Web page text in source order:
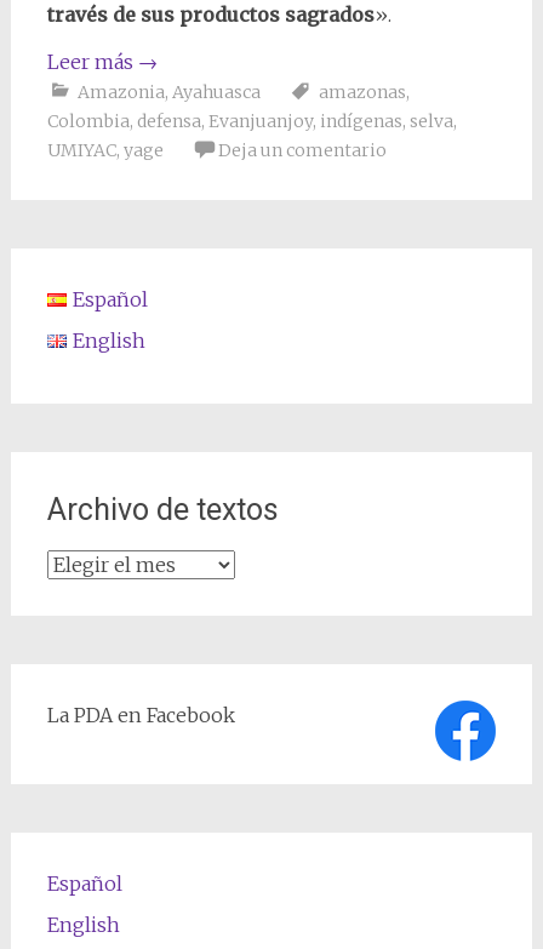
través de sus productos sagrados».
Leer más →
Amazonia, Ayahuasca amazonas,
Colombia, defensa, Evanjuanjoy, indígenas, selva,
UMIYAC, yage Deja un comentario
Español
English
Archivo de textos
Archivo
La PDA en Facebook
Español
English